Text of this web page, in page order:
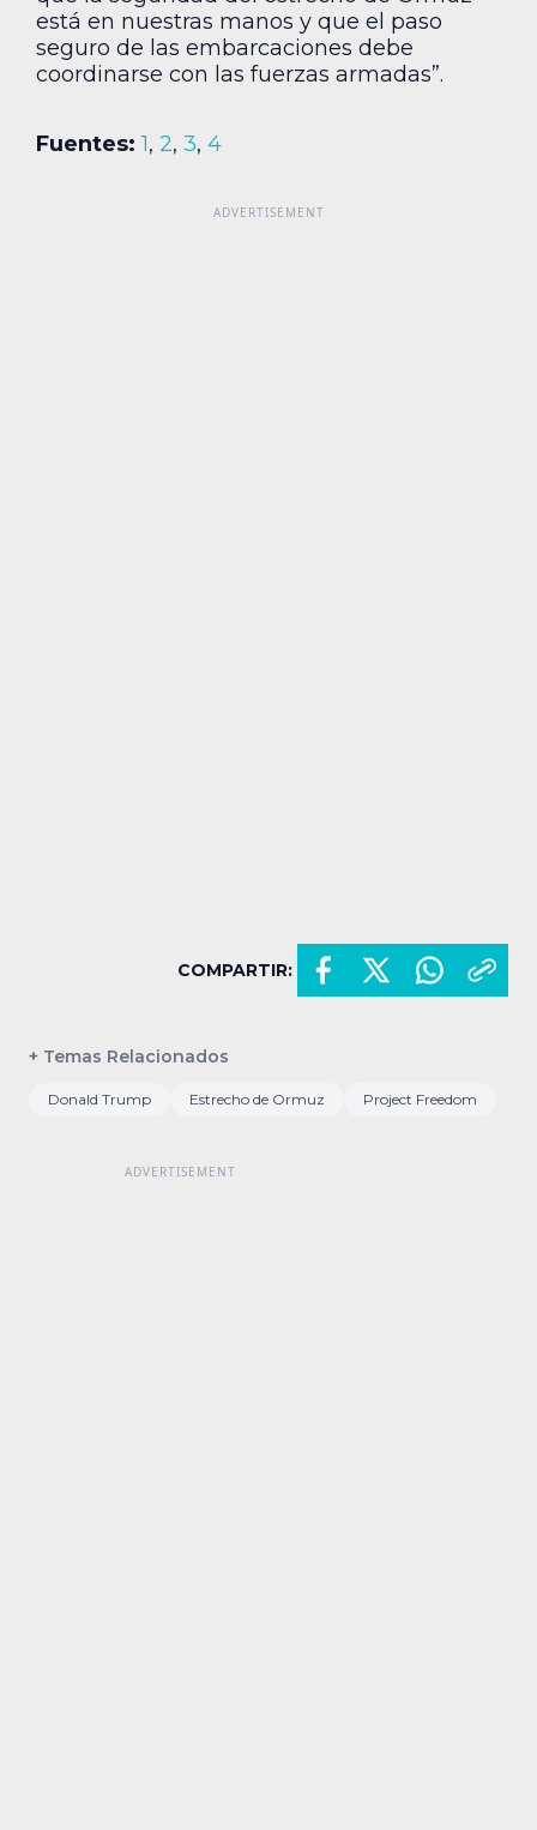
está en nuestras manos y que el paso
seguro de las embarcaciones debe
coordinarse con las fuerzas armadas”.
Fuentes: 1, 2, 3, 4
COMPARTIR:
+ Temas Relacionados
Donald Trump Estrecho de Ormuz Project Freedom